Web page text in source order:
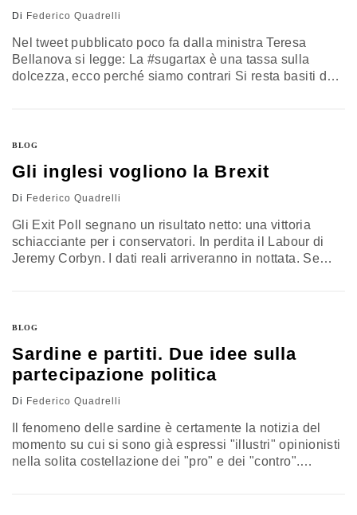
Di Federico Quadrelli
Nel tweet pubblicato poco fa dalla ministra Teresa
Bellanova si legge: La #sugartax è una tassa sulla
dolcezza, ecco perché siamo contrari Si resta basiti da
Messico, UK, Francia, Danimarca. Una discussione è
BLOG
Gli inglesi vogliono la Brexit
Di Federico Quadrelli
Gli Exit Poll segnano un risultato netto: una vittoria
schiacciante per i conservatori. In perdita il Labour di
Jeremy Corbyn. I dati reali arriveranno in nottata. Se
guardava dalla…
BLOG
Sardine e partiti. Due idee sulla
partecipazione politica
Di Federico Quadrelli
Il fenomeno delle sardine è certamente la notizia del
momento su cui si sono già espressi "illustri" opinionisti
nella solita costellazione dei "pro" e dei "contro".